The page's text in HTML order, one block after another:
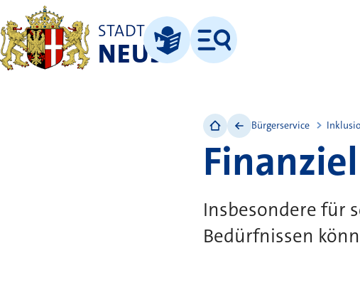
STADT
NEUSSLeichte Sprache
Menü
Bürgerservice
Insbesondere für
Bedürfnissen